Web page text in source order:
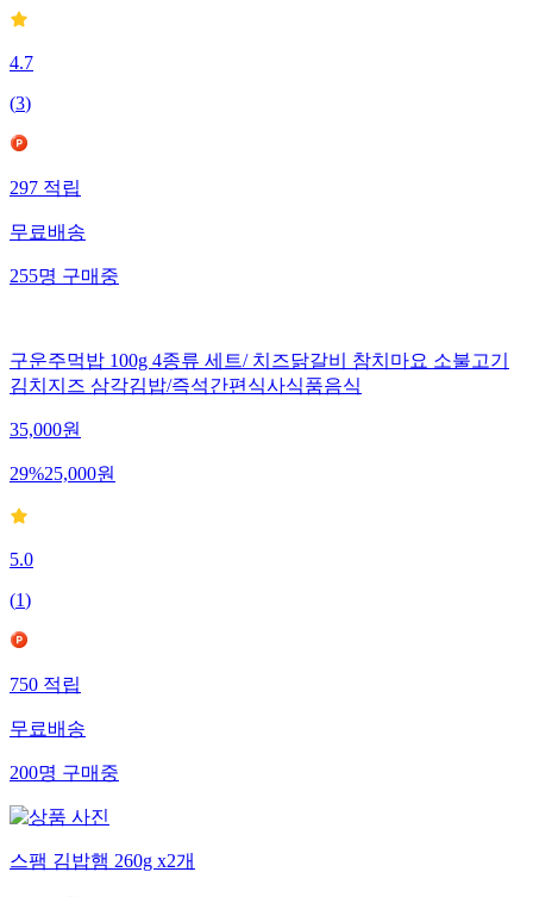
4.7
(3)
297적립
무료배송
255명구매중
구운주먹밥 100g 4종류 세트/ 치즈닭갈비 참치마요 소불고기
김치지즈 삼각김밥/즉석간편식사식품음식
35,000원
29%25,000원
5.0
(1)
750적립
무료배송
200명구매중
스팸 김밥햄 260g x2개